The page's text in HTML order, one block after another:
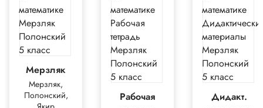
Мерзляк
Мерзляк,
Полонский,
Рабочая
Дидакт.